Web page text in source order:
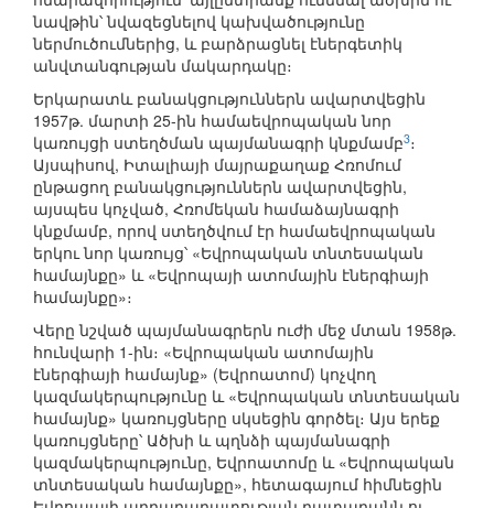
նավթին՝ նվազեցնելով կախվածությունը
ներմուծումներից, և բարձրացնել էներգետիկ
անվտանգության մակարդակը։
Երկարատև բանակցություններն ավարտվեցին
1957թ. մարտի 25-ին համաեվրոպական նոր
կառույցի ստեղծման պայմանագրի կնքմամբ3։
Այսպիսով, Իտալիայի մայրաքաղաք Հռոմում
ընթացող բանակցություններն ավարտվեցին,
այսպես կոչված, Հռոմեկան համաձայնագրի
կնքմամբ, որով ստեղծվում էր համաեվրոպական
երկու նոր կառույց՝ «Եվրոպական տնտեսական
համայնքը» և «Եվրոպայի ատոմային էներգիայի
համայնքը»։
Վերը նշված պայմանագրերն ուժի մեջ մտան 1958թ.
հունվարի 1-ին։ «Եվրոպական ատոմային
էներգիայի համայնք» (Եվրոատոմ) կոչվող
կազմակերպությունը և «Եվրոպական տնտեսական
համայնք» կառույցները սկսեցին գործել։ Այս երեք
կառույցները՝ Ածխի և պղնձի պայմանագրի
կազմակերպությունը, Եվրոատոմը և «Եվրոպական
տնտեսական համայնքը», հետագայում հիմնեցին